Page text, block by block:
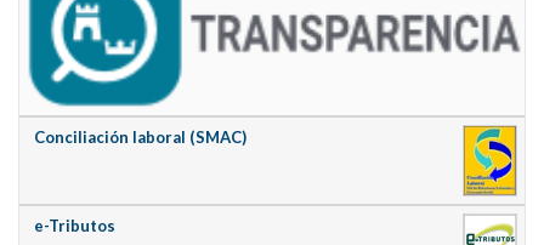
Conciliación laboral (SMAC)
e-Tributos